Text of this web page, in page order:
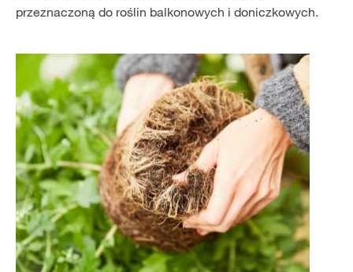
przeznaczoną do roślin balkonowych i doniczkowych.